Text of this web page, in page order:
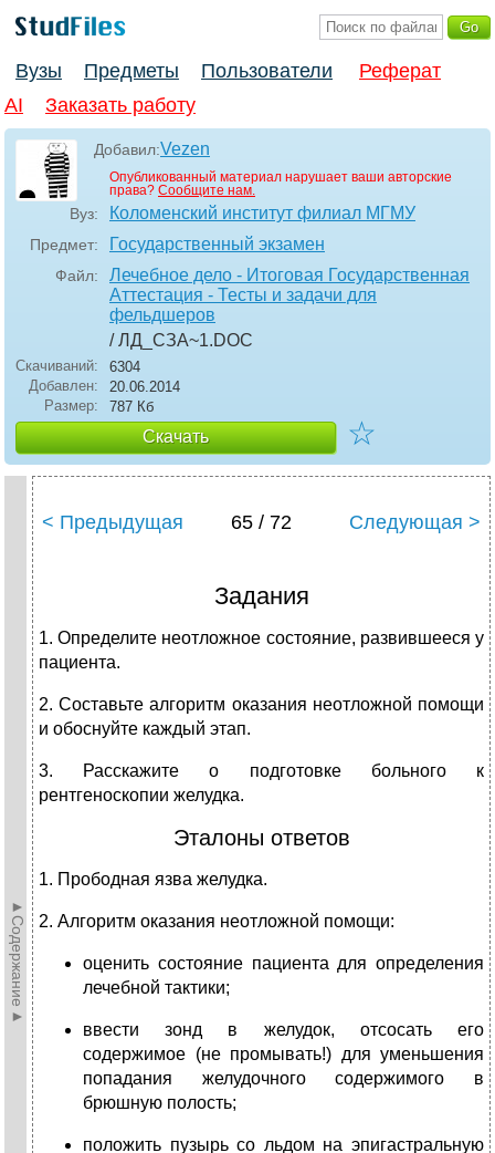
Вузы Предметы Пользователи
Реферат
AI
Заказать работу
Добавил:Vezen
Опубликованный материал нарушает ваши авторские
права? Сообщите нам.
Вуз: Коломенский институт филиал МГМУ
Предмет: Государственный экзамен
Файл:
Лечебное дело - Итоговая Государственная
Аттестация - Тесты и задачи для
фельдшеров
/ ЛД_СЗА~1.DOC
Скачиваний:
6304
Добавлен:
20.06.2014
Размер:
787 Кб
Скачать ☆
►Содержание►
< Предыдущая 65 / 72 Следующая >
Задания
1. Определите неотложное состояние, развившееся у
пациента.
2. Составьте алгоритм оказания неотложной помощи
и обоснуйте каждый этап.
3. Расскажите о подготовке больного к
рентгеноскопии желудка.
Эталоны ответов
1. Прободная язва желудка.
2. Алгоритм оказания неотложной помощи:
оценить состояние пациента для определения
лечебной тактики;
ввести зонд в желудок, отсосать его
содержимое (не промывать!) для уменьшения
попадания желудочного содержимого в
брюшную полость;
положить пузырь со льдом на эпигастральную